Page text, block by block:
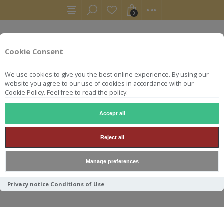
Cookie Consent
We use cookies to give you the best online experience. By using our
website you agree to our use of cookies in accordance with our
Cookie Policy. Feel free to read the policy.
Accept all
Reject all
Manage preferences
Privacy notice Conditions of Use
0
TILQUIN MEGA BLEND 75 CL